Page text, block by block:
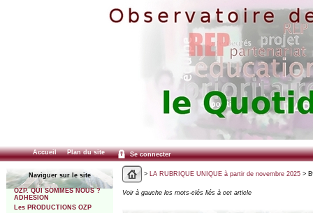
Accueil Plan du site Se connecter
Naviguer sur le site
OZP. QUI SOMMES NOUS ?
ADHESION
Les PRODUCTIONS OZP
> LA RUBRIQUE UNIQUE à partir de novembre 2025>
Voir à gauche les mots-clés liés à cet article